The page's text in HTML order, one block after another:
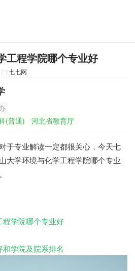
工程学院哪个专业好
| 七七网
(普通) 河北省教育厅
于专业解读一定都很关心，今天七
大学环境与化学工程学院哪个专业
学院哪个专业好
学院及院系排名